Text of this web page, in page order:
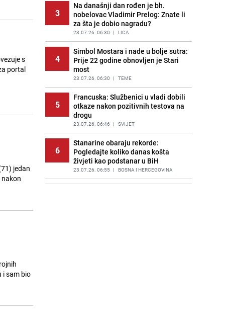
s
portal
jedan
i sam bio
14
Meteorolozi za danas podigli
upozorenja za 3 regije: Objavljena
prognoza do petka - stiže kiša?
PRIJE 2 DANA | BOSNA I HERCEGOVINA
15
Uklonite kamenac sa slavina u
kupatilu: Dovoljna je ova smjesa
PRIJE 2 DANA | ŽIVOT I STIL
3
Na današnji dan rođen je bh.
nobelovac Vladimir Prelog: Znate li
za šta je dobio nagradu?
23.07.26. 06:30 | LICA
4
Simbol Mostara i nade u bolje sutra:
Prije 22 godine obnovljen je Stari
most
23.07.26. 06:30 | TEME
5
Francuska: Službenici u vladi dobili
otkaze nakon pozitivnih testova na
drogu
23.07.26. 06:46 | SVIJET
6
Stanarine obaraju rekorde:
Pogledajte koliko danas košta
živjeti kao podstanar u BiH
23.07.26. 06:55 | BOSNA I HERCEGOVINA